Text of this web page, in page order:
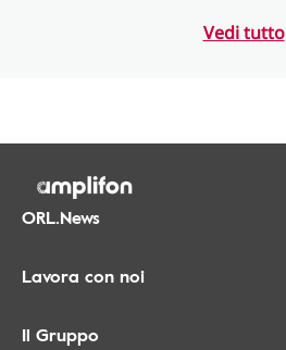
Vedi tutto
ORL.News
Lavora con noi
Il Gruppo